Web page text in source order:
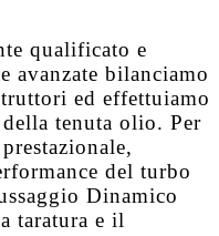
qualificato e
avanzate bilanciamo
ed effettuiamo
tenuta olio. Per
del turbo
Dinamico
taratura e il